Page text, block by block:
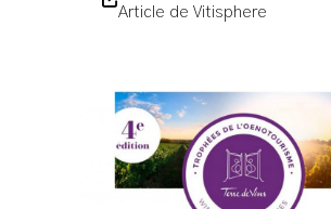
Article de Vitisphere